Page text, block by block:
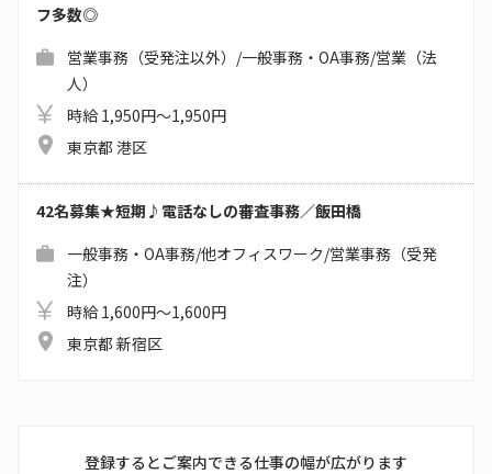
フ多数◎
営業事務（受発注以外）/一般事務・OA事務/営業（法
人）
時給 1,950円～1,950円
東京都 港区
42名募集★短期♪電話なしの審査事務／飯田橋
一般事務・OA事務/他オフィスワーク/営業事務（受発
注）
時給 1,600円～1,600円
東京都 新宿区
登録するとご案内できる仕事の幅が広がります